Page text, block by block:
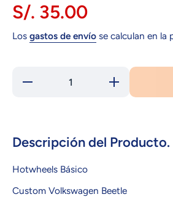
S/. 35.00
Los gastos de envío se calculan en la
cantidad para
Aumentar
cantidad para
HCV26
Descripción del Producto.
Hotwheels Básico
Custom Volkswagen Beetle